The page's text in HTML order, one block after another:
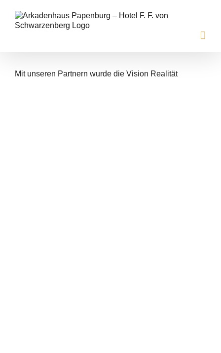
Inhalt
springen
Mit unseren Partnern wurde die Vision Realität